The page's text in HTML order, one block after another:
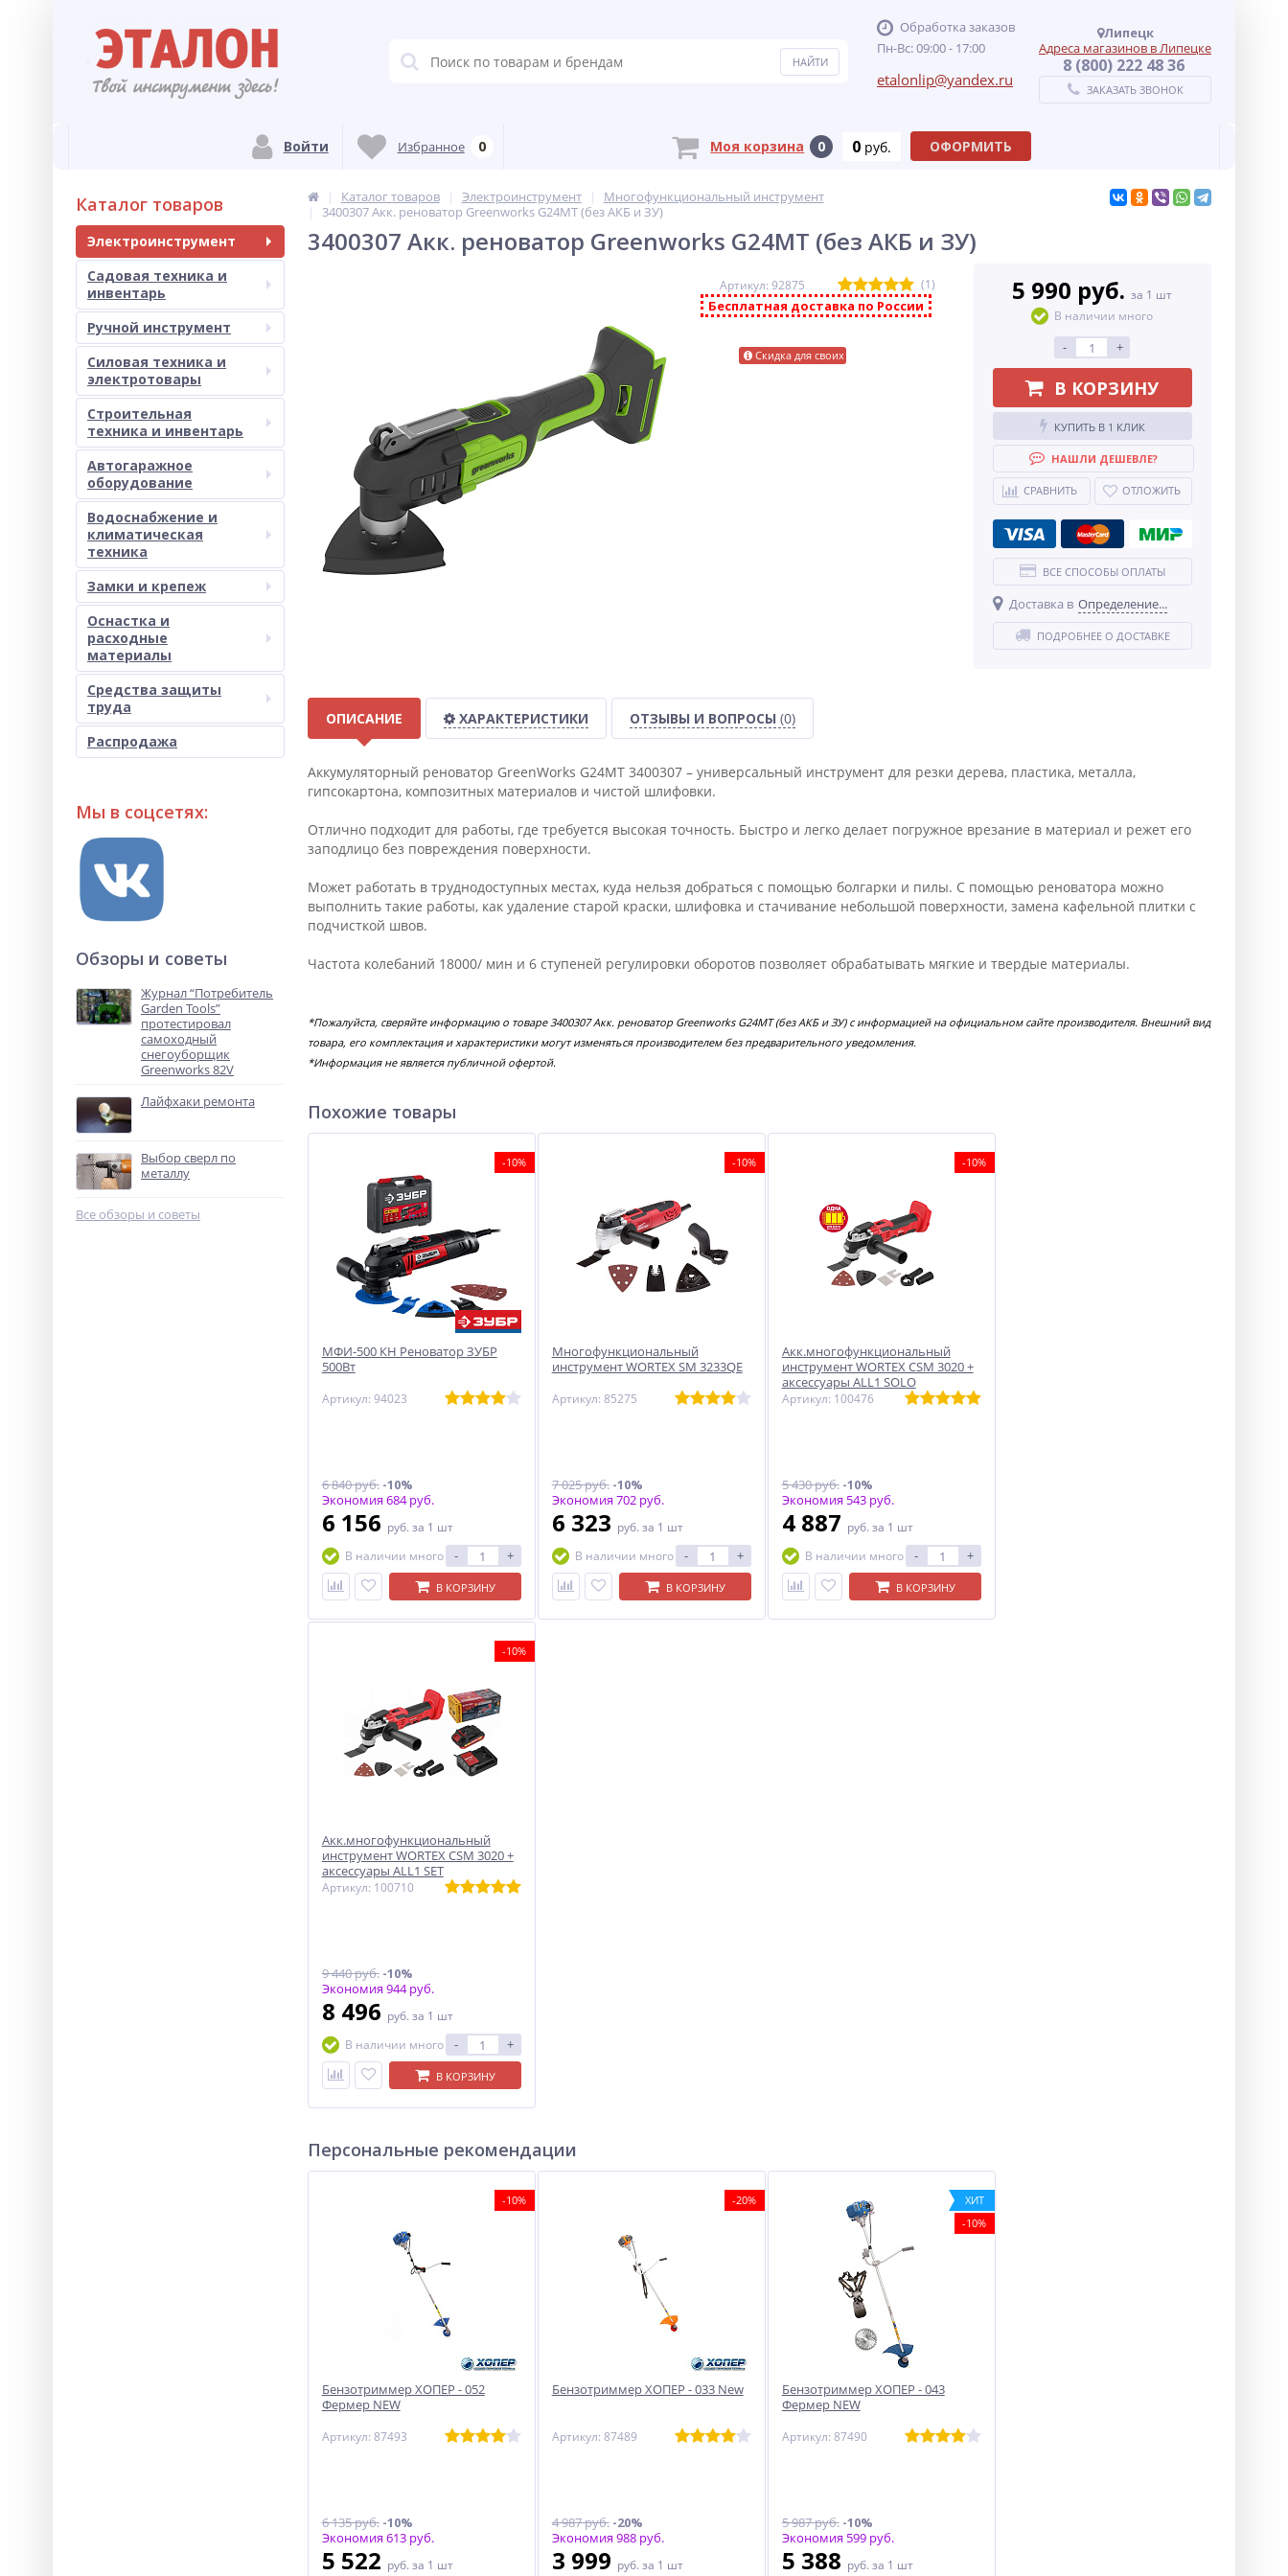
Обработка заказов
Пн-Вс: 09:00 - 17:00
etalonlip@yandex.ru
Липецк
Адреса магазинов в Липецке
8 (800) 222 48 36
ЗАКАЗАТЬ ЗВОНОК
Войти Избранное 0 Моя корзина 0 0 руб. ОФОРМИТЬ
Каталог товаров
Электроинструмент
Садовая техника и
инвентарь
Ручной инструмент
Силовая техника и
электротовары
Строительная
техника и инвентарь
Автогаражное
оборудование
Водоснабжение и
климатическая
техника
Замки и крепеж
Оснастка и
расходные
материалы
Средства защиты
труда
Распродажа
Мы в соцсетях:
Обзоры и советы
Журнал “Потребитель
Garden Tools”
протестировал
самоходный
снегоуборщик
Greenworks 82V
Лайфхаки ремонта
Выбор сверл по
металлу
Все обзоры и советы
Каталог товаров Электроинструмент
Многофункциональный инструмент
3400307 Акк. реноватор Greenworks G24MT (без АКБ и ЗУ)
3400307 Акк. реноватор Greenworks G24MT (без АКБ и ЗУ)
Артикул: 92875 (1)
Бесплатная доставка по России
Скидка для своих
5 990 руб.за 1 шт
В наличии много
- +
В КОРЗИНУ
КУПИТЬ В 1 КЛИК
НАШЛИ ДЕШЕВЛЕ?
СРАВНИТЬ ОТЛОЖИТЬ
ВСЕ СПОСОБЫ ОПЛАТЫ
Доставка в Определение...
ПОДРОБНЕЕ О ДОСТАВКЕ
ОПИСАНИЕ ХАРАКТЕРИСТИКИ ОТЗЫВЫ И ВОПРОСЫ (0)
Аккумуляторный реноватор GreenWorks G24MT 3400307 – универсальный инструмент для резки дерева, пластика, металла,
гипсокартона, композитных материалов и чистой шлифовки.
Отлично подходит для работы, где требуется высокая точность. Быстро и легко делает погружное врезание в материал и режет его
заподлицо без повреждения поверхности.
Может работать в труднодоступных местах, куда нельзя добраться с помощью болгарки и пилы. С помощью реноватора можно
выполнить такие работы, как удаление старой краски, шлифовка и стачивание небольшой поверхности, замена кафельной плитки с
подчисткой швов.
Частота колебаний 18000/ мин и 6 ступеней регулировки оборотов позволяет обрабатывать мягкие и твердые материалы.
*Пожалуйста, сверяйте информацию о товаре 3400307 Акк. реноватор Greenworks G24MT (без АКБ и ЗУ) с информацией на официальном сайте производителя. Внешний вид
товара, его комплектация и характеристики могут изменяться производителем без предварительного уведомления.
*Информация не является публичной офертой.
Похожие товары
-10%
МФИ-500 КН Реноватор ЗУБР
500Вт
Артикул: 94023
6 840 руб.-10%
Экономия 684 руб.
6 156 руб. за 1 шт
В наличии много
- +
В КОРЗИНУ
-10%
Многофункциональный
инструмент WORTEX SM 3233QE
Артикул: 85275
7 025 руб.-10%
Экономия 702 руб.
6 323 руб. за 1 шт
В наличии много
- +
В КОРЗИНУ
-10%
Акк.многофункциональный
инструмент WORTEX СSM 3020 +
аксессуары ALL1 SOLO
Артикул: 100476
5 430 руб.-10%
Экономия 543 руб.
4 887 руб. за 1 шт
В наличии много
- +
В КОРЗИНУ
-10%
Акк.многофункциональный
инструмент WORTEX СSM 3020 +
аксессуары ALL1 SET
Артикул: 100710
9 440 руб.-10%
Экономия 944 руб.
8 496 руб. за 1 шт
В наличии много
- +
В КОРЗИНУ
Персональные рекомендации
-10%
Бензотриммер ХОПЕР - 052
Фермер NEW
Артикул: 87493
6 135 руб.-10%
Экономия 613 руб.
5 522 руб. за 1 шт
-20%
Бензотриммер ХОПЕР - 033 New
Артикул: 87489
4 987 руб.-20%
Экономия 988 руб.
3 999 руб. за 1 шт
ХИТ
-10%
Бензотриммер ХОПЕР - 043
Фермер NEW
Артикул: 87490
5 987 руб.-10%
Экономия 599 руб.
5 388 руб. за 1 шт